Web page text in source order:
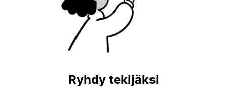
Ryhdy tekijäksi